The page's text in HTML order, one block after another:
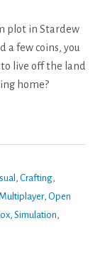
plot in Stardew
a few coins, you
live off the land
home?
Crafting
Multiplayer, Open
Simulation